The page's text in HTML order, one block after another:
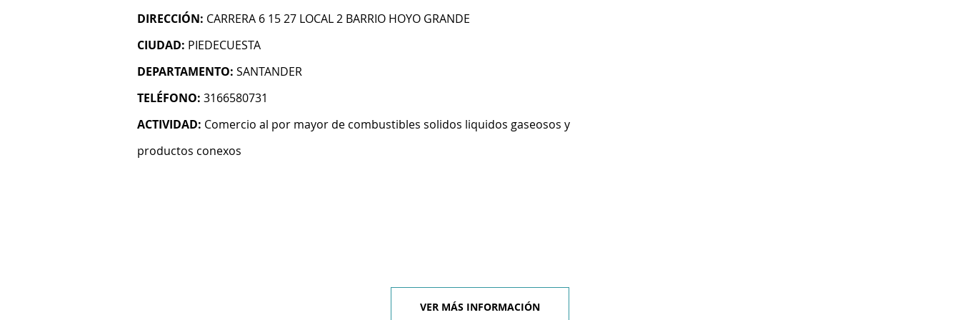
DIRECCIÓN: CARRERA 6 15 27 LOCAL 2 BARRIO HOYO GRANDE
CIUDAD: PIEDECUESTA
DEPARTAMENTO: SANTANDER
TELÉFONO: 3166580731
ACTIVIDAD: Comercio al por mayor de combustibles solidos liquidos gaseosos y
productos conexos
VER MÁS INFORMACIÓN